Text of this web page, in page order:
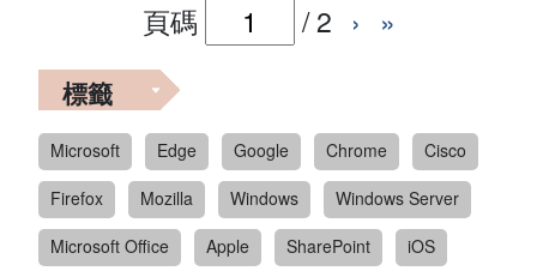
頁碼 /2 › »
標籤
Microsoft Edge Google Chrome
Cisco
Firefox
Mozilla Windows
Windows Server
Microsoft Office
Apple SharePoint
iOS